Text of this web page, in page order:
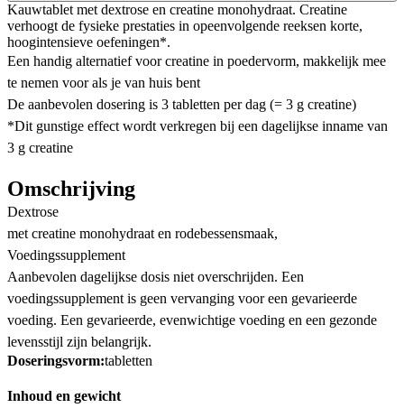
Kauwtablet met dextrose en creatine monohydraat. Creatine
verhoogt de fysieke prestaties in opeenvolgende reeksen korte,
hoogintensieve oefeningen*.
Een handig alternatief voor creatine in poedervorm, makkelijk mee
te nemen voor als je van huis bent
De aanbevolen dosering is 3 tabletten per dag (= 3 g creatine)
*Dit gunstige effect wordt verkregen bij een dagelijkse inname van
3 g creatine
Omschrijving
Dextrose
met creatine monohydraat en rodebessensmaak,
Voedingssupplement
Aanbevolen dagelijkse dosis niet overschrijden. Een
voedingssupplement is geen vervanging voor een gevarieerde
voeding. Een gevarieerde, evenwichtige voeding en een gezonde
levensstijl zijn belangrijk.
Doseringsvorm:tabletten
Inhoud en gewicht